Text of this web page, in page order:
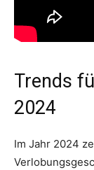
Trends
2024
Im Jahr 2024